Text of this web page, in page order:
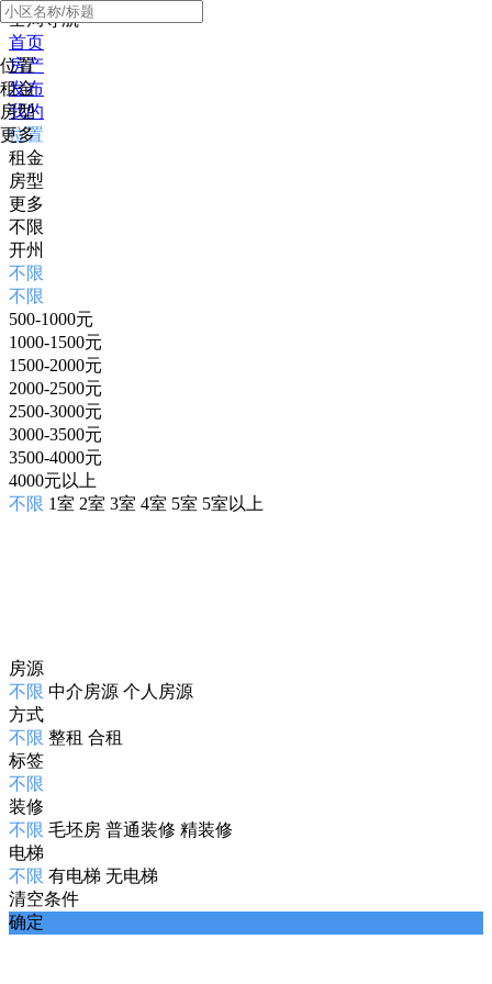
全局导航
首页
房产
发布
我的
位置
租金
房型
更多
位置
租金
房型
更多
不限
开州
不限
不限
500-1000元
1000-1500元
1500-2000元
2000-2500元
2500-3000元
3000-3500元
3500-4000元
4000元以上
不限 1室 2室 3室 4室 5室 5室以上
房源
不限 中介房源 个人房源
方式
不限 整租 合租
标签
不限
装修
不限 毛坯房 普通装修 精装修
电梯
不限 有电梯 无电梯
清空条件
确定